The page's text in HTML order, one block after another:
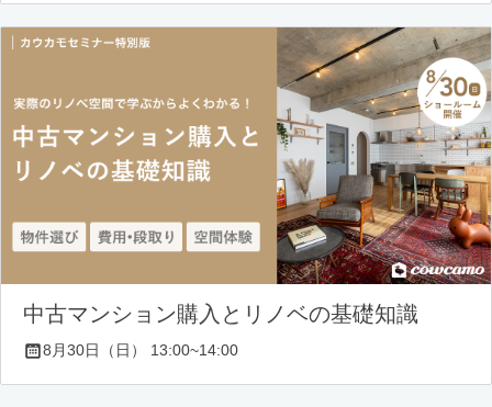
中古マンション購入とリノベの基礎知識
8月30日（日） 13:00~14:00